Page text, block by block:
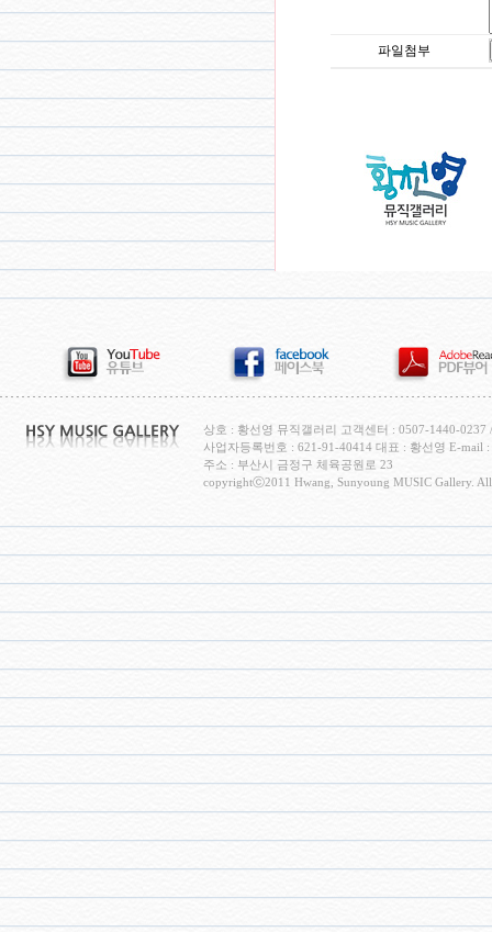
파일첨부
상호 : 황선영 뮤직갤러리 고객센터 : 0507-1440-0237
사업자등록번호 : 621-91-40414 대표 : 황선영 E-mail :
주소 : 부산시 금정구 체육공원로 23
copyrightⓒ2011 Hwang, Sunyoung MUSIC Gallery. All